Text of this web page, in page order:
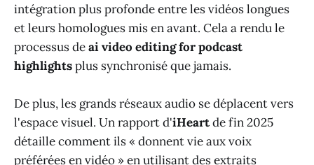
intégration plus profonde entre les vidéos longues
et leurs homologues mis en avant. Cela a rendu le
processus deai video editing for podcast
highlightsplus synchronisé que jamais.
De plus, les grands réseaux audio se déplacent vers
l'espace visuel. Un rapport d'iHeartde fin 2025
détaille comment ils « donnent vie aux voix
préférées en vidéo » en utilisant des extraits